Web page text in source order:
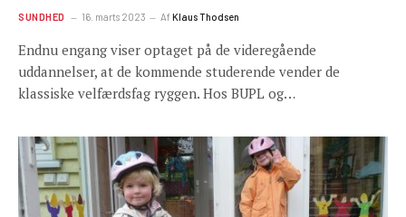
SUNDHED 16. marts 2023 AfKlaus Thodsen
Endnu engang viser optaget på de videregående
uddannelser, at de kommende studerende vender de
klassiske velfærdsfag ryggen. Hos BUPL og…